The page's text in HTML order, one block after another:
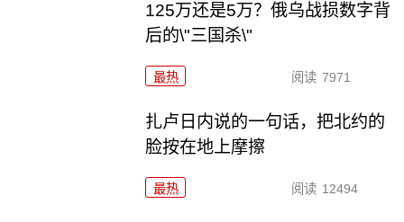
125万还是5万？俄乌战损数字背
后的\"三国杀\"
最热 阅读 7971
扎卢日内说的一句话，把北约的
脸按在地上摩擦
最热 阅读 12494